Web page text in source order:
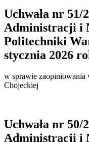
Uchwała nr 51/
Administracji i
Politechniki
stycznia 2026
w sprawie zaopiniowania
Chojeckiej
Uchwała nr 50/
Administracji i